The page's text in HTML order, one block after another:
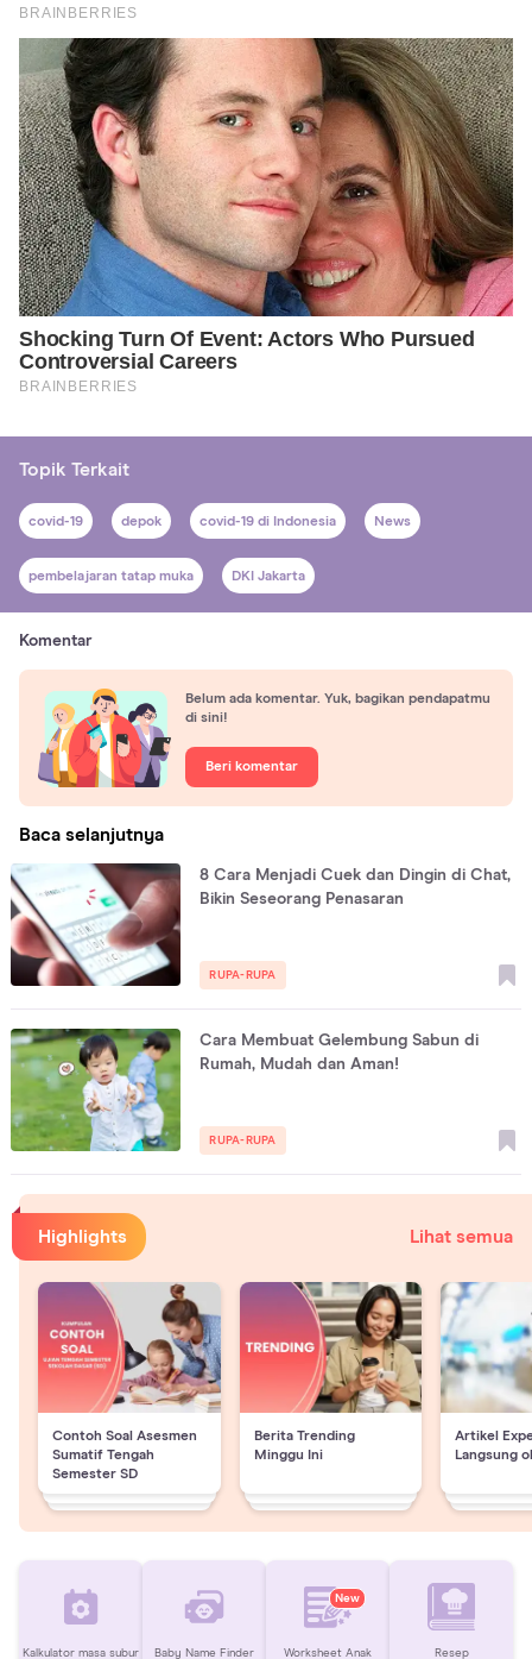
Topik Terkait
covid-19 depok covid-19 di Indonesia News
pembelajaran tatap muka DKI Jakarta
Komentar
Belum ada komentar. Yuk, bagikan pendapatmu
di sini!
Beri komentar
Baca selanjutnya
8 Cara Menjadi Cuek dan Dingin di Chat,
Bikin Seseorang Penasaran
RUPA-RUPA
Cara Membuat Gelembung Sabun di
Rumah, Mudah dan Aman!
RUPA-RUPA
Highlights Lihat semua
Contoh Soal Asesmen
Sumatif Tengah
Semester SD
Berita Trending
Minggu Ini
Artikel
Langsung
Kalkulator masa subur Baby Name Finder
New
Worksheet Anak Resep